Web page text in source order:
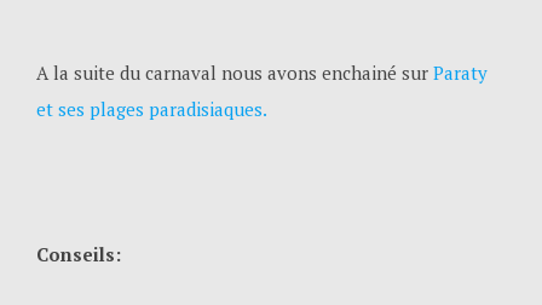
A la suite du carnaval nous avons enchainé sur Paraty
et ses plages paradisiaques.
Conseils: